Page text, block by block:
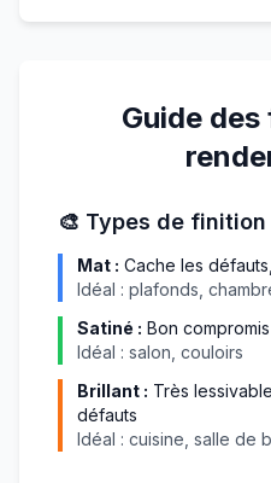
Guide
🎨 Types de finition
Mat : Cache les
Idéal : plafonds,
Satiné : Bon
Idéal : salon, couloirs
Brillant : Très
défauts
Idéal : cuisine, salle de